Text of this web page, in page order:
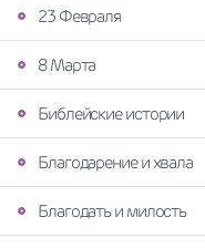
23 Февраля
8 Марта
Библейские истории
Благодарение и хвала
Благодать и милость